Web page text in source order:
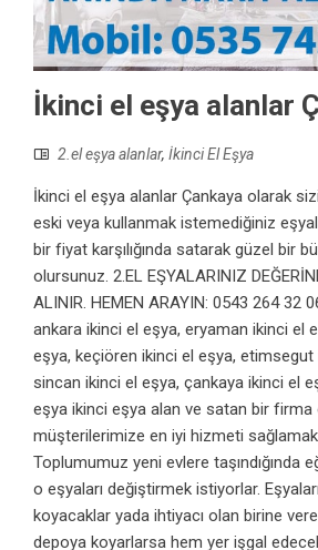
İkinci el eşya alanlar
2.el eşya alanlar, İkinci El Eşya
İkinci el eşya alanlar Çankaya olarak
eski veya kullanmak istemediğiniz
bir fiyat karşılığında satarak güzel bir
olursunuz. 2.EL EŞYALARINIZ
ALINIR. HEMEN ARAYIN: 0543 264 32
ankara ikinci el eşya, eryaman ikinci el
eşya, keçiören ikinci el eşya, etimsegut
sincan ikinci el eşya, çankaya ikinci el
eşya ikinci eşya alan ve satan bir firma
müşterilerimize en iyi hizmeti
Toplumumuz yeni evlere taşındığında
o eşyaları değiştirmek istiyorlar.
koyacaklar yada ihtiyacı olan birine
depoya koyarlarsa hem yer işgal